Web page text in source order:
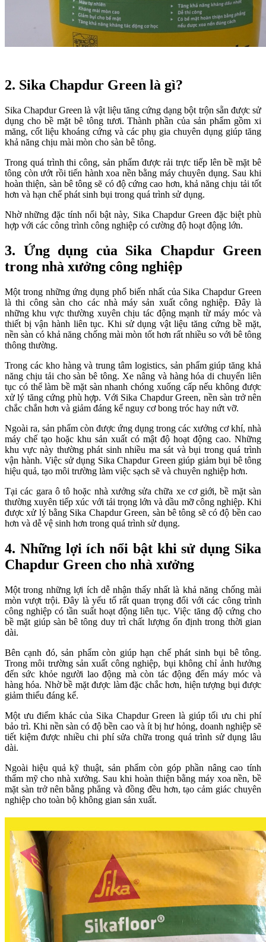
2. Sika Chapdur Green là gì?
Sika Chapdur Green là vật liệu tăng cứng dạng bột trộn sẵn được sử
dụng cho bề mặt bê tông tươi. Thành phần của sản phẩm gồm xi
măng, cốt liệu khoáng cứng và các phụ gia chuyên dụng giúp tăng
khả năng chịu mài mòn cho sàn bê tông.
Trong quá trình thi công, sản phẩm được rải trực tiếp lên bề mặt bê
tông còn ướt rồi tiến hành xoa nền bằng máy chuyên dụng. Sau khi
hoàn thiện, sàn bê tông sẽ có độ cứng cao hơn, khả năng chịu tải tốt
hơn và hạn chế phát sinh bụi trong quá trình sử dụng.
Nhờ những đặc tính nổi bật này, Sika Chapdur Green đặc biệt phù
hợp với các công trình công nghiệp có cường độ hoạt động lớn.
3. Ứng dụng của Sika Chapdur Green
trong nhà xưởng công nghiệp
Một trong những ứng dụng phổ biến nhất của Sika Chapdur Green
là thi công sàn cho các nhà máy sản xuất công nghiệp. Đây là
những khu vực thường xuyên chịu tác động mạnh từ máy móc và
thiết bị vận hành liên tục. Khi sử dụng vật liệu tăng cứng bề mặt,
nền sàn có khả năng chống mài mòn tốt hơn rất nhiều so với bê tông
thông thường.
Trong các kho hàng và trung tâm logistics, sản phẩm giúp tăng khả
năng chịu tải cho sàn bê tông. Xe nâng và hàng hóa di chuyển liên
tục có thể làm bề mặt sàn nhanh chóng xuống cấp nếu không được
xử lý tăng cứng phù hợp. Với Sika Chapdur Green, nền sàn trở nên
chắc chắn hơn và giảm đáng kể nguy cơ bong tróc hay nứt vỡ.
Ngoài ra, sản phẩm còn được ứng dụng trong các xưởng cơ khí, nhà
máy chế tạo hoặc khu sản xuất có mật độ hoạt động cao. Những
khu vực này thường phát sinh nhiều ma sát và bụi trong quá trình
vận hành. Việc sử dụng Sika Chapdur Green giúp giảm bụi bê tông
hiệu quả, tạo môi trường làm việc sạch sẽ và chuyên nghiệp hơn.
Tại các gara ô tô hoặc nhà xưởng sửa chữa xe cơ giới, bề mặt sàn
thường xuyên tiếp xúc với tải trọng lớn và dầu mỡ công nghiệp. Khi
được xử lý bằng Sika Chapdur Green, sàn bê tông sẽ có độ bền cao
hơn và dễ vệ sinh hơn trong quá trình sử dụng.
4. Những lợi ích nổi bật khi sử dụng Sika
Chapdur Green cho nhà xưởng
Một trong những lợi ích dễ nhận thấy nhất là khả năng chống mài
mòn vượt trội. Đây là yếu tố rất quan trọng đối với các công trình
công nghiệp có tần suất hoạt động liên tục. Việc tăng độ cứng cho
bề mặt giúp sàn bê tông duy trì chất lượng ổn định trong thời gian
dài.
Bên cạnh đó, sản phẩm còn giúp hạn chế phát sinh bụi bê tông.
Trong môi trường sản xuất công nghiệp, bụi không chỉ ảnh hưởng
đến sức khỏe người lao động mà còn tác động đến máy móc và
hàng hóa. Nhờ bề mặt được làm đặc chắc hơn, hiện tượng bụi được
giảm thiểu đáng kể.
Một ưu điểm khác của Sika Chapdur Green là giúp tối ưu chi phí
bảo trì. Khi nền sàn có độ bền cao và ít bị hư hỏng, doanh nghiệp sẽ
tiết kiệm được nhiều chi phí sửa chữa trong quá trình sử dụng lâu
dài.
Ngoài hiệu quả kỹ thuật, sản phẩm còn góp phần nâng cao tính
thẩm mỹ cho nhà xưởng. Sau khi hoàn thiện bằng máy xoa nền, bề
mặt sàn trở nên bằng phẳng và đồng đều hơn, tạo cảm giác chuyên
nghiệp cho toàn bộ không gian sản xuất.